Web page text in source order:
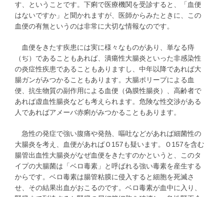
す、ということです。下痢で医療機関を受診すると、「血便
はないですか」と聞かれますが、医師からみたときに、この
血便の有無というのは非常に大切な情報なのです。
血便をきたす疾患には実に様々なものがあり、単なる痔
（ぢ）であることもあれば、潰瘍性大腸炎といった非感染性
の炎症性疾患であることもありますし、中年以降であれば大
腸ガンがみつかることもあります。大腸ポリープによる血
便、抗生物質の副作用による血便（偽膜性腸炎）、高齢者で
あれば虚血性腸炎なども考えられます。危険な性交渉がある
人であればアメーバ赤痢がみつかることもあります。
急性の発症で強い腹痛や発熱、嘔吐などがあれば細菌性の
大腸炎を考え、血便があればＯ157も疑います。Ｏ157を含む
腸管出血性大腸炎がなぜ血便をきたすのかというと、このタ
イプの大腸菌は「ベロ毒素」と呼ばれる強い毒素を産生する
からです。ベロ毒素は腸管粘膜に侵入すると細胞を死滅さ
せ、その結果出血がおこるのです。ベロ毒素が血中に入り、